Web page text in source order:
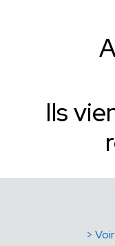
Ils
>